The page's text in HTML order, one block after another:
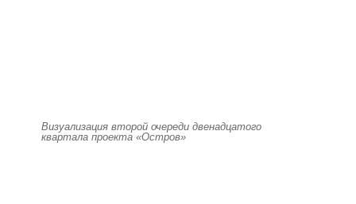
Визуализация второй очереди двенадцатого
квартала проекта «Остров»